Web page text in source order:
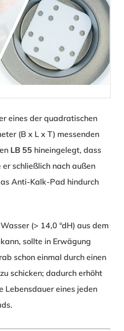
eines der quadratischen
(B x L x T) messenden
LB 55 hineingelegt, dass
schließlich nach außen
Anti-Kalk-Pad hindurch
(> 14,0 °dH) aus dem
sollte in Erwägung
schon einmal durch einen
schicken; dadurch erhöht
Lebensdauer eines jeden